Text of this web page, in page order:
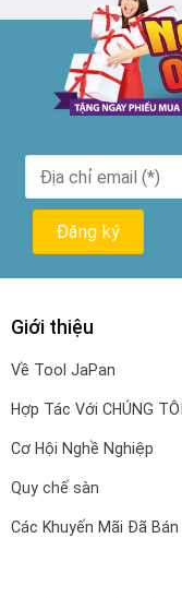
Giới thiệu
Về Tool JaPan
Hợp Tác Với CHÚNG TÔI
Cơ Hội Nghề Nghiệp
Quy chế sàn
Các Khuyến Mãi Đã Bán